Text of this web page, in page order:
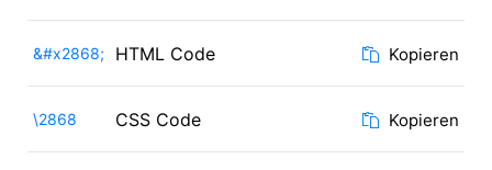
&#x2868; HTML Code Kopieren
\2868 CSS Code Kopieren